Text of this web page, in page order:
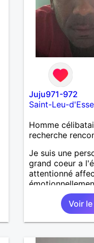
Juju971-972
Saint-Leu-
Homme
recherche
Je suis une
grand coeur a
attentionné
joyeux drôle
Voir